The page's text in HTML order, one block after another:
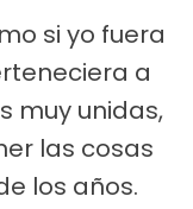
si yo fuera
a
muy unidas,
las cosas
los años.